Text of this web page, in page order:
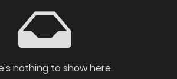
nothing to show here.